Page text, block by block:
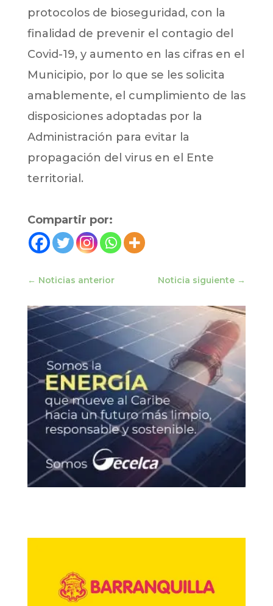
protocolos de bioseguridad, con la
finalidad de prevenir el contagio del
Covid-19, y aumento en las cifras en el
Municipio, por lo que se les solicita
amablemente, el cumplimiento de las
disposiciones adoptadas por la
Administración para evitar la
propagación del virus en el Ente
territorial.
Compartir por:
← Noticias anterior Noticia siguiente →